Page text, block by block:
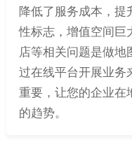
降低了服务成本，提
性标志，增值空间巨
店等相关问题是做
过在线平台开展业务
重要，让您的企业在
的趋势。